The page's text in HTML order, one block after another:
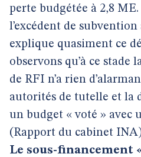
perte budgétée à 2,8
l’excédent de
explique quasiment ce
observons qu’à ce
de RFI n’a rien
autorités de tutelle et la
un budget « voté » avec
(Rapport du cabinet
Le sous-financement